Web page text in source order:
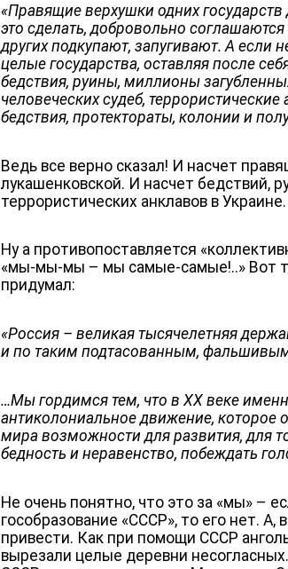
«Правящие верхушки одних
это сделать, добровольно
других подкупают, запугивают. А если
целые государства, оставляя после
бедствия, руины, миллионы
человеческих судеб,
бедствия, протектораты, колонии и
Ведь все верно сказал! И насчет
лукашенковской. И насчет бедствий,
террористических анклавов в Украине.
Ну а противопоставляется
«мы-мы-мы – мы самые-самые!..» Вот
придумал:
«Россия – великая тысячелетняя
и по таким подтасованным,
…Мы гордимся тем, что в XX веке
антиколониальное движение,
мира возможности для развития, для
бедность и неравенство, побеждать
Не очень понятно, что это за «мы» –
гособразование «СССР», то его нет.
привести. Как при помощи СССР
вырезали целые деревни